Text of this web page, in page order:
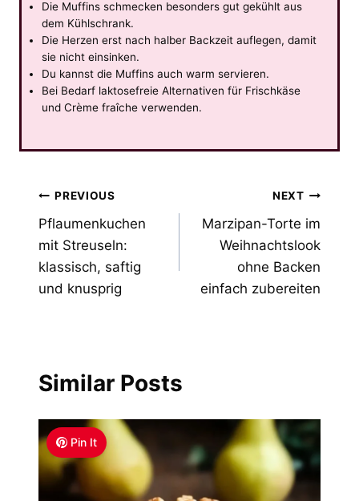
Die Muffins schmecken besonders gut gekühlt aus
dem Kühlschrank.
Die Herzen erst nach halber Backzeit auflegen, damit
sie nicht einsinken.
Du kannst die Muffins auch warm servieren.
Bei Bedarf laktosefreie Alternativen für Frischkäse
und Crème fraîche verwenden.
Post
navigation
PREVIOUS
Pflaumenkuchen
mit Streuseln:
klassisch, saftig
und knusprig
NEXT
Marzipan-Torte im
Weihnachtslook
ohne Backen
einfach zubereiten
Similar Posts
Pin It